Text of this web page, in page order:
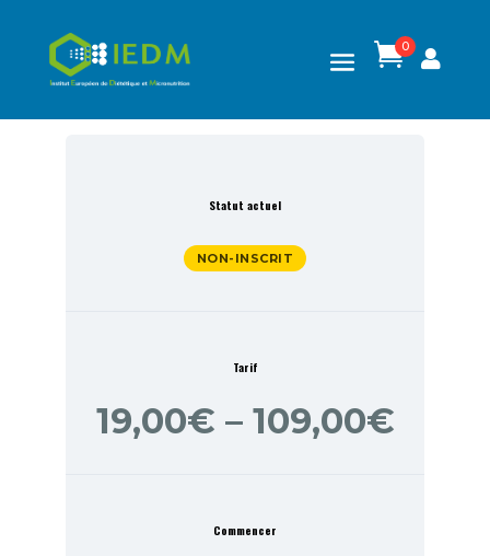
0

Statut actuel
NON-INSCRIT
Tarif
19,00€ – 109,00€
Commencer